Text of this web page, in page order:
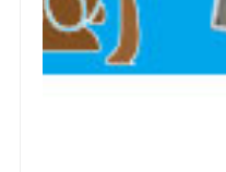
4)
(13)
10)
(16)
23)
)